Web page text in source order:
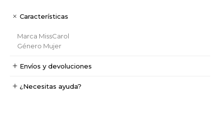
Características
Marca MissCarol
Género Mujer
Envíos y devoluciones
¿Necesitas ayuda?